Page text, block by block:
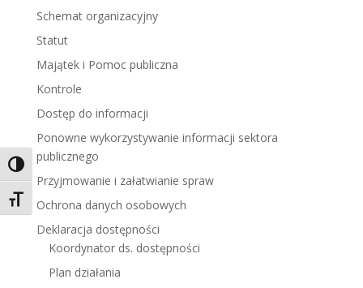
Toggle High Contrast
Toggle Font size
Schemat organizacyjny
Statut
Majątek i Pomoc publiczna
Kontrole
Dostęp do informacji
Ponowne wykorzystywanie informacji sektora
publicznego
Przyjmowanie i załatwianie spraw
Ochrona danych osobowych
Deklaracja dostępności
Koordynator ds. dostępności
Plan działania